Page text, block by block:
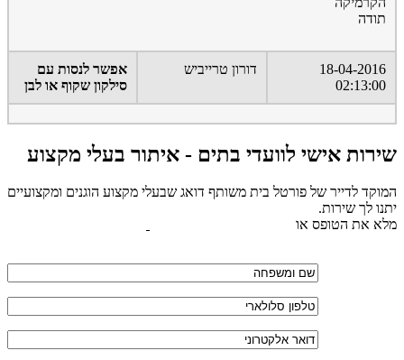
תודה
18-04-2016
02:13:00
דורון טרייביש
אפשר לנסות עם
סילקון שקוף או לבן
שירות אישי לוועדי בתים - איתור בעלי מקצוע
המוקד לדייר של פורטל בית משותף דואג שבעלי מקצוע הוגנים ומקצועיים
יתנו לך שירות.
מלא את הטופס או